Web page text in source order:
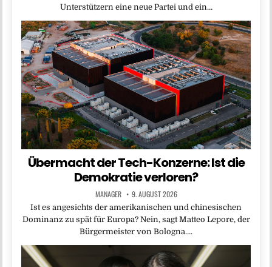
Unterstützern eine neue Partei und ein…
Übermacht der Tech-Konzerne: Ist die
Demokratie verloren?
MANAGER 9. AUGUST 2026
Ist es angesichts der amerikanischen und chinesischen
Dominanz zu spät für Europa? Nein, sagt Matteo Lepore, der
Bürgermeister von Bologna….